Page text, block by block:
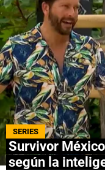
Términos y
Política Editorial
Ad
SERIES
Survivor
según la